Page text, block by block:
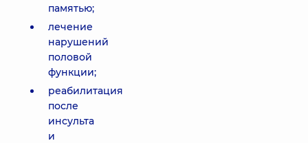
памятью;
лечение
нарушений
половой
функции;
реабилитация
после
инсульта
и